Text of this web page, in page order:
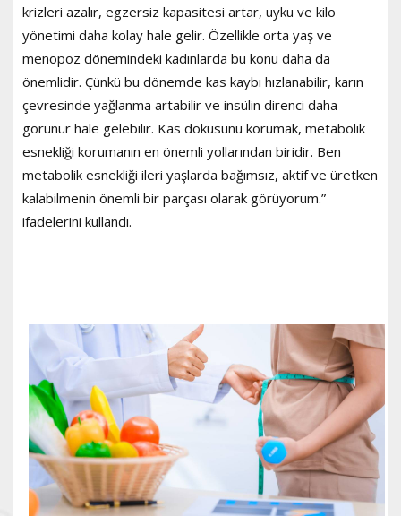
krizleri azalır, egzersiz kapasitesi artar, uyku ve kilo
yönetimi daha kolay hale gelir. Özellikle orta yaş ve
menopoz dönemindeki kadınlarda bu konu daha da
önemlidir. Çünkü bu dönemde kas kaybı hızlanabilir, karın
çevresinde yağlanma artabilir ve insülin direnci daha
görünür hale gelebilir. Kas dokusunu korumak, metabolik
esnekliği korumanın en önemli yollarından biridir. Ben
metabolik esnekliği ileri yaşlarda bağımsız, aktif ve üretken
kalabilmenin önemli bir parçası olarak görüyorum.”
ifadelerini kullandı.